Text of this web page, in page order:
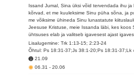
Issand Jumal, Sina üksi võid tervendada ihu ja
kõrvad, et me kuuleksime Sinu püha sõna, ja
me võiksime ühineda Sinu lunastatute
Jeesuse Kristuse, meie Issanda läbi, kes koos
ühtsuses elab ja valitseb igavesest ajast
Lisalugemine: Trk 1:13-15; 2:23-24
Õhtul: Ps 18:31-37;Js 38:1-20;Ps 18:31-37;Lk
21.09
06.31-20.06